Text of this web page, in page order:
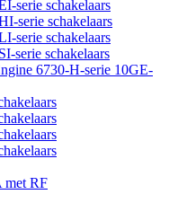
serie schakelaars
serie schakelaars
serie schakelaars
serie schakelaars
6730-H-serie 10GE-
met RF